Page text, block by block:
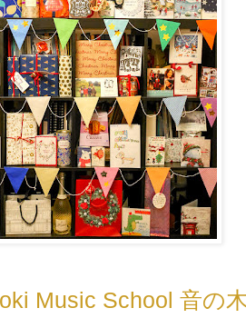
Music School 音の